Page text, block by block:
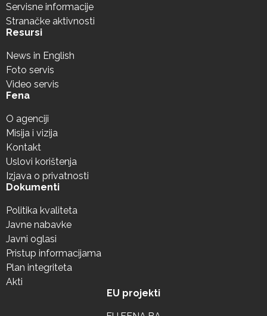
Servisne informacije
Stranačke aktivnosti
Resursi
News in English
Foto servis
Video servis
Fena
O agenciji
Misija i vizija
Kontakt
Uslovi korištenja
Izjava o privatnosti
Dokumenti
Politika kvaliteta
Javne nabavke
Javni oglasi
Pristup informacijama
Plan integriteta
Akti
EU projekti